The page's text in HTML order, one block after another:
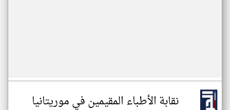
نقابة الأطباء المقيمين في موريتانيا